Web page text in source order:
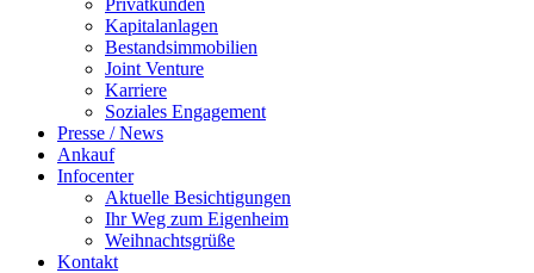
Privatkunden
Kapitalanlagen
Bestandsimmobilien
Joint Venture
Karriere
Soziales Engagement
Presse / News
Ankauf
Infocenter
Aktuelle Besichtigungen
Ihr Weg zum Eigenheim
Weihnachtsgrüße
Kontakt